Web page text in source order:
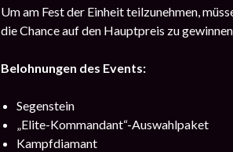
Um am Fest der Einheit teilzunehmen,
die Chance auf den Hauptpreis zu gewinnen.
Belohnungen des Events:
Segenstein
„Elite-Kommandant“-Auswahlpaket
Kampfdiamant